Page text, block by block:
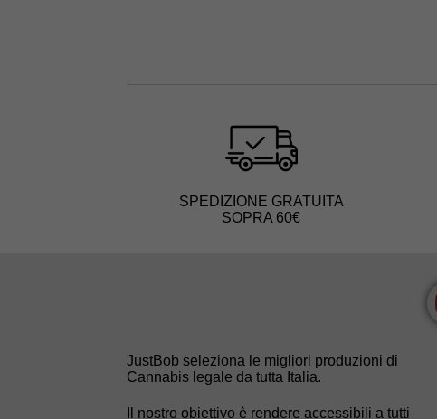
SPEDIZIONE GRATUITA
SOPRA 60€
JustBob seleziona le migliori produzioni di
Cannabis legale da tutta Italia.
Il nostro obiettivo è rendere accessibili a tutti